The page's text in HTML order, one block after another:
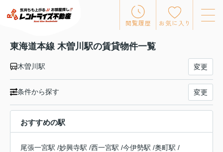
閲覧履歴 お気に入り
東海道本線 木曽川駅の賃貸物件一覧
木曽川駅 変更
条件から探す 変更
おすすめの駅
尾張一宮駅 /妙興寺駅 /西一宮駅 /今伊勢駅 /奥町駅 /